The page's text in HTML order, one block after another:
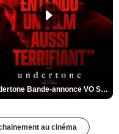
Undertone Bande-annonce VO STFR
au cinéma